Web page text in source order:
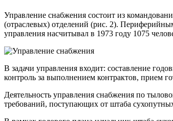
Управление снабжения состоит из
(отраслевых) отделений (рис. 2).
управления насчитывал в 1973 году 1075
В задачи управления входит: составление
контроль за выполнением контрактов, прием
Деятельность управления снабжения по
требований, поступающих от штаба